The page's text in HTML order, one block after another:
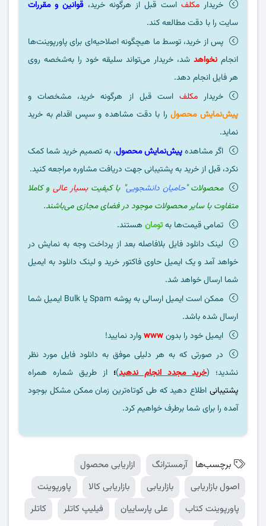
خریدارمکلف است قبل از هرگونه خرید،قوانین و مقررات
سایت را با دقت مطالعه کند.
پس از خرید، توسط ما هیچگونه اصلاحیه‌ای برای پاورپوینت‌ها
انجام نخواهد شد، خریدار می‌تواند سلیقه خود را به‌شخصه روی
هر فایل انجام دهد.
خریدارمکلف است قبل از هرگونه خرید، مشخصات و
پیش‌نمایش محصولرا با دقت مشاهده و سپس اقدام به خرید
نماید.
اگر مشاهدهپیش‌نمایش محصول، به تصمیم خرید شما کمک
نکرد، قبل از خرید به پشتیبانی جهت دریافت مشاوره مراجعه کنید.
محصولات "حامیان دانشجویی" با کیفیت بسیار عالی و کاملا
متفاوت با سایر محصولات موجود در فضای مجازی می‌باشند.
تمامی قیمت‌ها بهتومان هستند.
لینک دانلود فایل بلافاصله بعد از پرداخت وجه به نمایش در
خواهد آمد و یک ایمیل حاوی فاکتور خرید و لینک دانلود به ایمیل
شما ارسال خواهد شد.
ممکن است ایمیل ارسالی به پوشه Spam یا Bulk ایمیل شما
ارسال شده باشد.
ایمیل خود را بدونwwwوارد نمایید!
در صورتی که به هر دلیلی موفق به دانلود فایل مورد نظر
نشدید؛ (خرید مجدد انجام ندهید)؛ از طریق شماره همراه
پشتیبانی اطلاع دهید که طی کوتاه‌ترین زمان ممکن مشکل بوجود
آمده را برای شما برطرف خواهیم کرد.
برچسب‌ها آرمسترانگ
ازاریابی محصول
اصول بازاریابی
بازاریابی بازاریابی کالا
پاورپوینت
پاورپوینت کتاب
علی پارساییان فیلیپ کاتلر
کاتلر